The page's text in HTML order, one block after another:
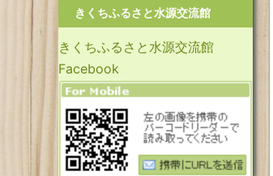
きくちふるさと水源交流館
きくちふるさと水源交流館
Facebook